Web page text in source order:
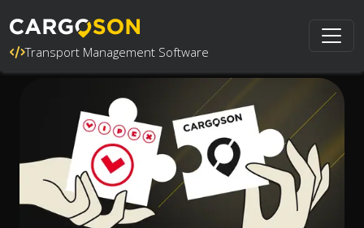
Transport Management Software